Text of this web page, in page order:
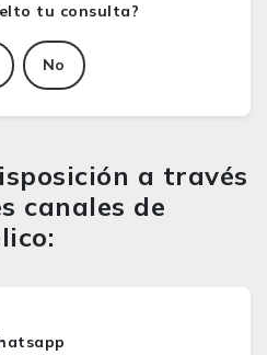
No
a través
canales de